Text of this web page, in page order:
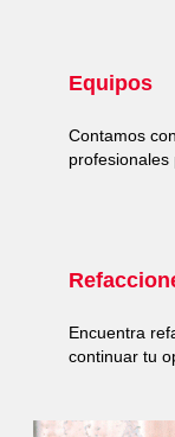
Equipos
Contamos
profesionales
Encuentra
continuar tu